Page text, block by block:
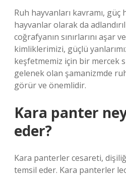
Ruh hayvanları kavramı, güç
hayvanlar olarak da
coğrafyanın sınırlarını aşar
kimliklerimizi, güçlü
keşfetmemiz için bir mercek
gelenek olan şamanizmde
görür ve önemlidir.
Kara panter
eder?
Kara panterler cesareti,
temsil eder. Kara panterler